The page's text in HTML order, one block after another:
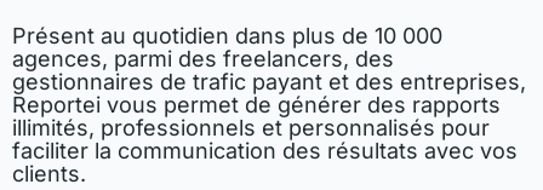
Présent au quotidien dans plus de 10 000
agences, parmi des freelancers, des
gestionnaires de trafic payant et des entreprises,
Reportei vous permet de générer des rapports
illimités, professionnels et personnalisés pour
faciliter la communication des résultats avec vos
clients.